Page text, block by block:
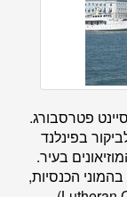
בדמות העיר סיינט פטרסבורג.
בפינלנד
בעיר.
הכנסיות,